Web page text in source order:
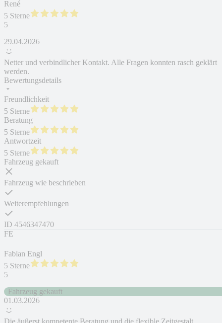
René
5 Sterne
5
29.04.2026
Netter und verbindlicher Kontakt. Alle Fragen konnten rasch geklärt
werden.
Bewertungsdetails
Freundlichkeit
5 Sterne
Beratung
5 Sterne
Antwortzeit
5 Sterne
Fahrzeug gekauft
Fahrzeug wie beschrieben
Weiterempfehlungen
ID 4546347470
FE
Fabian Engl
5 Sterne
5
Fahrzeug gekauft
01.03.2026